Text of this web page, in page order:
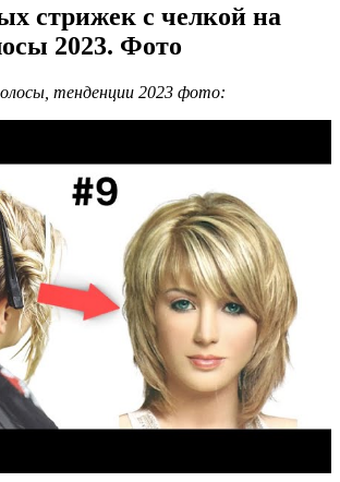
стрижек с челкой на
2023. Фото
тенденции 2023 фото: